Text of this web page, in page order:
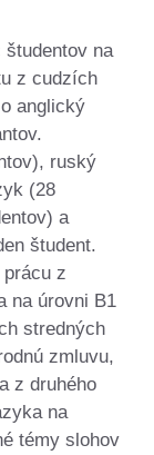
na
z cudzích
anglický
ruský
(28
a
študent.
z
na úrovni B1
stredných
zmluvu,
z druhého
na
témy slohov